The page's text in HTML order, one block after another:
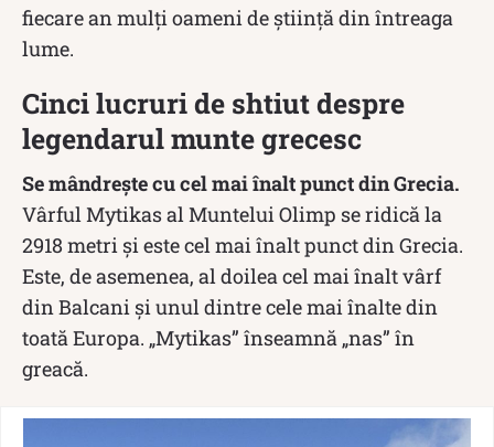
fiecare an mulți oameni de știință din întreaga
lume.
Cinci lucruri de shtiut despre
legendarul munte grecesc
Se mândrește cu cel mai înalt punct din Grecia.
Vârful Mytikas al Muntelui Olimp se ridică la
2918 metri și este cel mai înalt punct din Grecia.
Este, de asemenea, al doilea cel mai înalt vârf
din Balcani și unul dintre cele mai înalte din
toată Europa. „Mytikas” înseamnă „nas” în
greacă.